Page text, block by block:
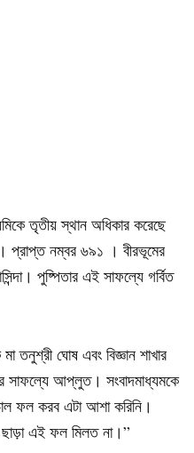
তৃতীয় স্থান অধিকার করেছে
প্রাপ্ত নম্বর ৬৯১ । বীরভূমের
পুষ্পিতার এই সাফল্যে গর্বিত
মা তনুশ্রী ঘোষ এবং বিজ্ঞান শাখার
সাফল্যে আপ্লুত। সংবাদমাধ্যমকে
ফল করব এটা আশা করিনি।
ছাড়া এই ফল মিলত না।”